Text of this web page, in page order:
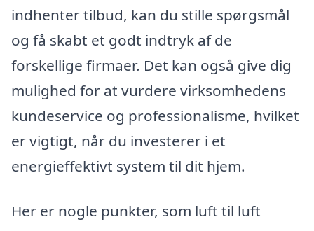
indhenter tilbud, kan du stille spørgsmål
og få skabt et godt indtryk af de
forskellige firmaer. Det kan også give dig
mulighed for at vurdere virksomhedens
kundeservice og professionalisme, hvilket
er vigtigt, når du investerer i et
energieffektivt system til dit hjem.
Her er nogle punkter, som luft til luft